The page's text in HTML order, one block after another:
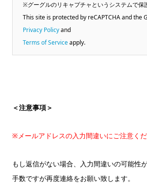
※グーグルのリキャプチャというシステムで保
This site is protected by reCAPTCHA and the
Privacy Policyand
Terms of Serviceapply.
＜注意事項＞
※メールアドレスの入力間違いにご注意くだ
もし返信がない場合、入力間違いの可能性
手数ですが再度連絡をお願い致します。